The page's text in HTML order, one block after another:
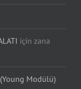
için zana
Modülü)